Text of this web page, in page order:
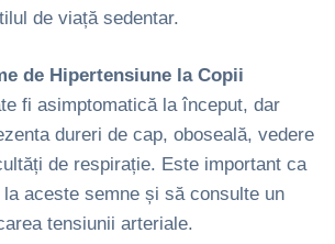
de viață sedentar.
de Hipertensiune la Copii
fi asimptomatică la început, dar
dureri de cap, oboseală, vedere
de respirație. Este important ca
aceste semne și să consulte un
tensiunii arteriale.